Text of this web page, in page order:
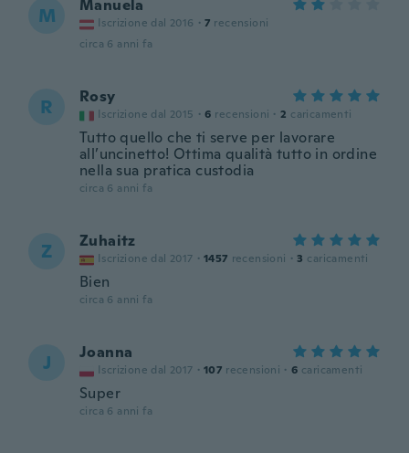
M Manuela
Iscrizione dal 2016 · 7 recensioni
circa 6 anni fa
R Rosy
Iscrizione dal 2015 · 6 recensioni · 2 caricamenti
Tutto quello che ti serve per lavorare
all’uncinetto! Ottima qualità tutto in ordine
nella sua pratica custodia
circa 6 anni fa
Z Zuhaitz
Iscrizione dal 2017 · 1457 recensioni · 3 caricamenti
Bien
circa 6 anni fa
J Joanna
Iscrizione dal 2017 · 107 recensioni · 6 caricamenti
Super
circa 6 anni fa